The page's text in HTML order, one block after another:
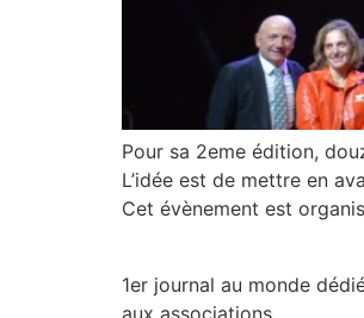
Pour sa 2eme édition,
L’idée est de mettre en
Cet évènement est
1er journal au monde